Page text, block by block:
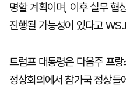
명할 계획이며, 이후 실무 협
진행될 가능성이 있다고
트럼프 대통령은 다음주 프
정상회의에서 참가국 정상들